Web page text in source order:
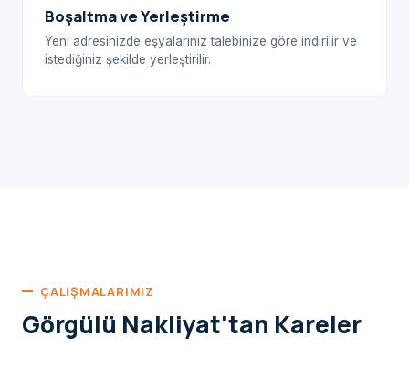
Boşaltma ve Yerleştirme
Yeni adresinizde eşyalarınız talebinize göre indirilir ve
istediğiniz şekilde yerleştirilir.
ÇALIŞMALARIMIZ
Görgülü Nakliyat'tan Kareler